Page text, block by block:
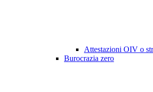
Attestazioni OIV o
Burocrazia zero